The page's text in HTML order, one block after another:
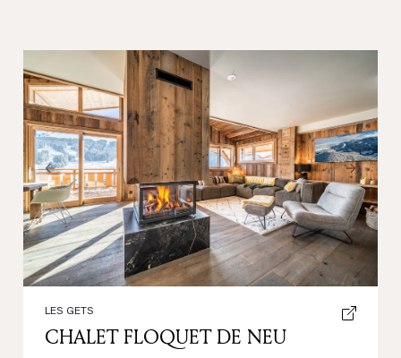
Previous Next
LES GETS
CHALET FLOQUET DE NEU